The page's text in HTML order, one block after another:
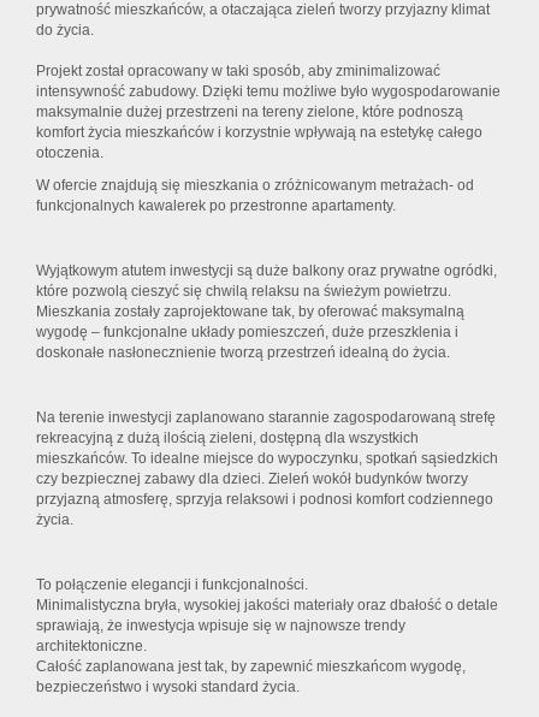
prywatność mieszkańców, a otaczająca zieleń tworzy przyjazny klimat
do życia.
Projekt został opracowany w taki sposób, aby zminimalizować
intensywność zabudowy. Dzięki temu możliwe było wygospodarowanie
maksymalnie dużej przestrzeni na tereny zielone, które podnoszą
komfort życia mieszkańców i korzystnie wpływają na estetykę całego
otoczenia.
W ofercie znajdują się mieszkania o zróżnicowanym metrażach- od
funkcjonalnych kawalerek po przestronne apartamenty.
Wyjątkowym atutem inwestycji są duże balkony oraz prywatne ogródki,
które pozwolą cieszyć się chwilą relaksu na świeżym powietrzu.
Mieszkania zostały zaprojektowane tak, by oferować maksymalną
wygodę – funkcjonalne układy pomieszczeń, duże przeszklenia i
doskonałe nasłonecznienie tworzą przestrzeń idealną do życia.
Na terenie inwestycji zaplanowano starannie zagospodarowaną strefę
rekreacyjną z dużą ilością zieleni, dostępną dla wszystkich
mieszkańców. To idealne miejsce do wypoczynku, spotkań sąsiedzkich
czy bezpiecznej zabawy dla dzieci. Zieleń wokół budynków tworzy
przyjazną atmosferę, sprzyja relaksowi i podnosi komfort codziennego
życia.
To połączenie elegancji i funkcjonalności.
Minimalistyczna bryła, wysokiej jakości materiały oraz dbałość o detale
sprawiają, że inwestycja wpisuje się w najnowsze trendy
architektoniczne.
Całość zaplanowana jest tak, by zapewnić mieszkańcom wygodę,
bezpieczeństwo i wysoki standard życia.